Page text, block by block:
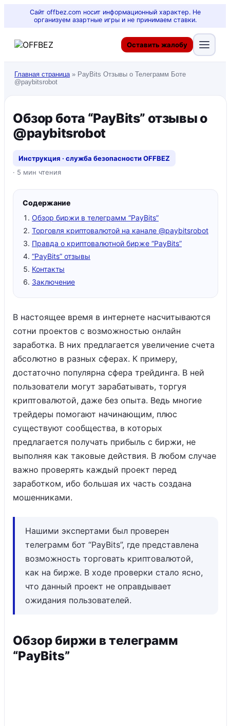
Сайт offbez.com носит информационный характер. Не
организуем азартные игры и не принимаем ставки.
Оставить жалобу
Главная страница» PayBits Отзывы о Телеграмм Боте
@paybitsrobot
Обзор бота “PayBits” отзывы о
@paybitsrobot
Инструкция · служба безопасности OFFBEZ
· 5 мин чтения
Содержание
Обзор биржи в телеграмм “PayBits”
Торговля криптовалютой на канале @paybitsrobot
Правда о криптовалютной бирже “PayBits”
“PayBits” отзывы
Контакты
Заключение
В настоящее время в интернете насчитываются
сотни проектов с возможностью онлайн
заработка. В них предлагается увеличение счета
абсолютно в разных сферах. К примеру,
достаточно популярна сфера трейдинга. В ней
пользователи могут зарабатывать, торгуя
криптовалютой, даже без опыта. Ведь многие
трейдеры помогают начинающим, плюс
существуют сообщества, в которых
предлагается получать прибыль с биржи, не
выполняя как таковые действия. В любом случае
важно проверять каждый проект перед
заработком, ибо большая их часть создана
мошенниками.
Нашими экспертами был проверен
телеграмм бот “PayBits”, где представлена
возможность торговать криптовалютой,
как на бирже. В ходе проверки стало ясно,
что данный проект не оправдывает
ожидания пользователей.
Обзор биржи в телеграмм
“PayBits”